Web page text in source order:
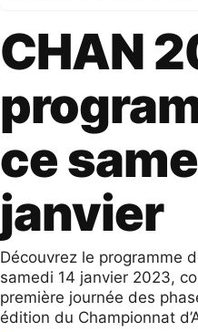
CHAN
ce
janvier
Découvrez le programme
samedi 14 janvier 2023,
première journée des
édition du Championnat